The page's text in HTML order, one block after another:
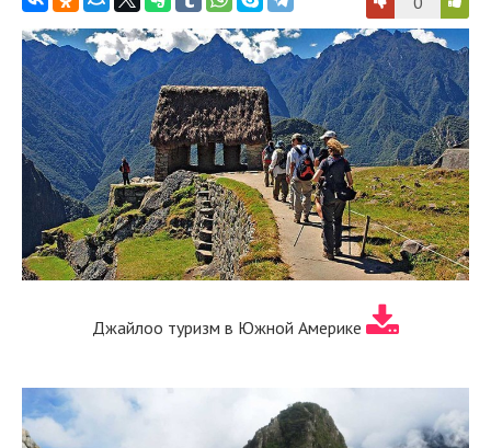
Джайлоо туризм в Южной Америке